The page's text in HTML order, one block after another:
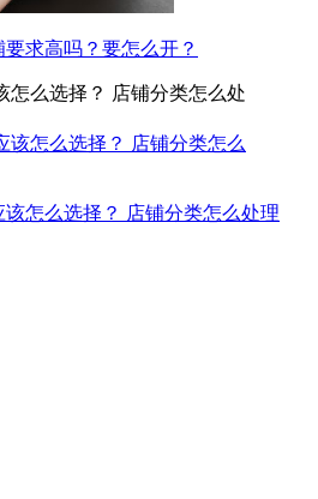
求高吗？要怎么开？
怎么选择？ 店铺分类怎么处
怎么选择？ 店铺分类怎么处理